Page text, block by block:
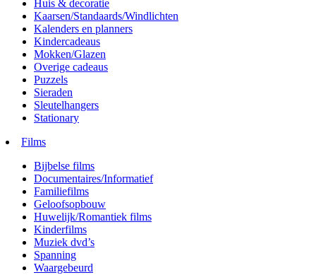
Huis & decoratie
Kaarsen/Standaards/Windlichten
Kalenders en planners
Kindercadeaus
Mokken/Glazen
Overige cadeaus
Puzzels
Sieraden
Sleutelhangers
Stationary
Films
Bijbelse films
Documentaires/Informatief
Familiefilms
Geloofsopbouw
Huwelijk/Romantiek films
Kinderfilms
Muziek dvd’s
Spanning
Waargebeurd